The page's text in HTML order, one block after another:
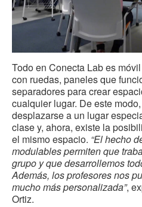
Todo en Conecta Lab es
con ruedas, paneles que
separadores para crear
cualquier lugar. De este
desplazarse a un lugar
clase y, ahora, existe la
el mismo espacio. “El hecho
modulables permiten que
grupo y que desarrollemos
Además, los profesores nos
mucho más personalizada”,
Ortiz.